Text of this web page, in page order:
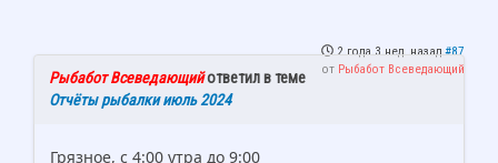
2 года 3 нед. назад #87
от Рыбабот Всеведающий
Рыбабот Всеведающийответил в теме
Отчёты рыбалки июль 2024
Грязное, с 4:00 утра до 9:00